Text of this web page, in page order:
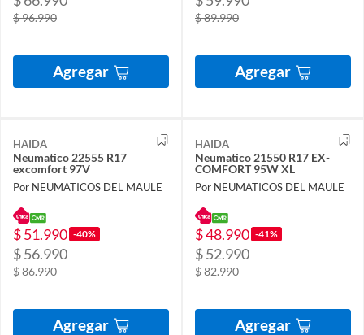
$ 96.990
Agregar
$ 89.990
Agregar
HAIDA
Neumatico 22555 R17
excomfort 97V
Por NEUMATICOS DEL MAULE
$ 51.990 -40%
$ 56.990
$ 86.990
Agregar
HAIDA
Neumatico 21550 R17 EX-
COMFORT 95W XL
Por NEUMATICOS DEL MAULE
$ 48.990 -41%
$ 52.990
$ 82.990
Agregar